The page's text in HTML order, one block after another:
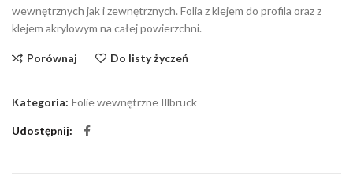
wewnętrznych jak i zewnętrznych. Folia z klejem do profila oraz z
klejem akrylowym na całej powierzchni.
Porównaj Do listy życzeń
Kategoria: Folie wewnętrzne Illbruck
Udostępnij